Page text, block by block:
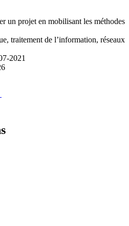
un projet en mobilisant les méthodes
traitement de l’information, réseaux
2021